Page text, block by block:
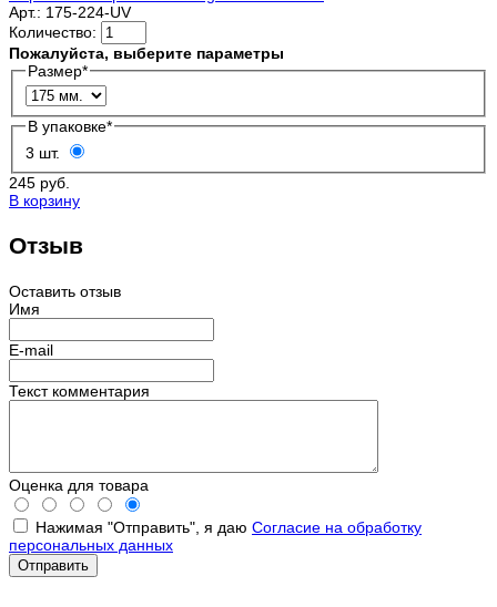
Арт.: 175-224-UV
Количество:
Пожалуйста, выберите параметры
Размер*
В упаковке*
3 шт.
245 руб.
В корзину
Отзыв
Оставить отзыв
Имя
E-mail
Текст комментария
Оценка для товара
Нажимая "Отправить", я даю Согласие на обработку
персональных данных